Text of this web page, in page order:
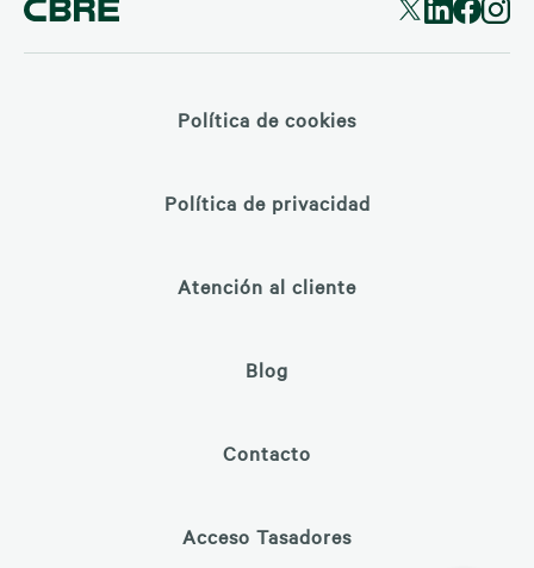
Política de cookies
Política de privacidad
Atención al cliente
Blog
Contacto
Acceso Tasadores